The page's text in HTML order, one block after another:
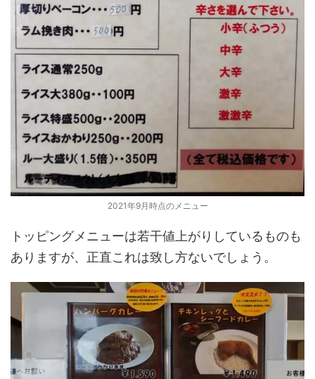
2021年9月時点のメニュー
トッピングメニューは若干値上がりしているものも
ありますが、正直これは致し方ないでしょう。